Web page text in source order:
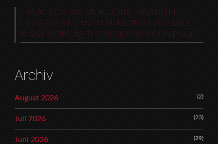
GALACTICA MALTA: INDORA PAGANOTTO,
HOLY PRIEST, FANTASM, FATIMA HAJJI AND
MANY MORE AS THE RESIDENCY CONTINUES
Archiv
August 2026 (2)
Juli 2026 (23)
Juni 2026 (29)